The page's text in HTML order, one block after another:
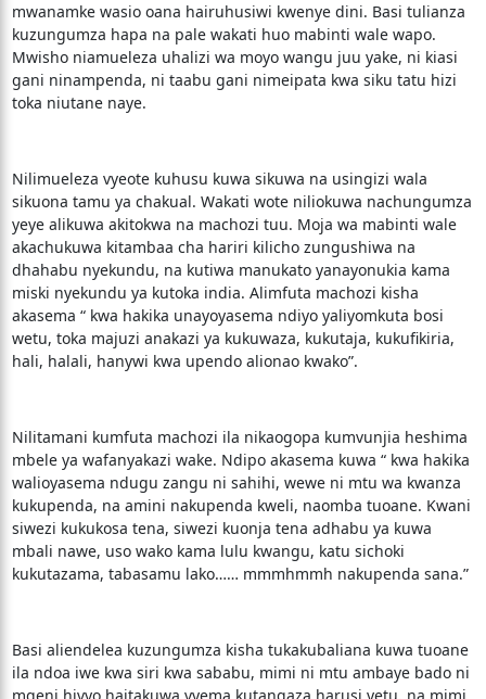
mwanamke wasio oana hairuhusiwi kwenye dini. Basi tulianza
kuzungumza hapa na pale wakati huo mabinti wale wapo.
Mwisho niamueleza uhalizi wa moyo wangu juu yake, ni kiasi
gani ninampenda, ni taabu gani nimeipata kwa siku tatu hizi
toka niutane naye.
Nilimueleza vyeote kuhusu kuwa sikuwa na usingizi wala
sikuona tamu ya chakual. Wakati wote niliokuwa nachungumza
yeye alikuwa akitokwa na machozi tuu. Moja wa mabinti wale
akachukuwa kitambaa cha hariri kilicho zungushiwa na
dhahabu nyekundu, na kutiwa manukato yanayonukia kama
miski nyekundu ya kutoka india. Alimfuta machozi kisha
akasema “ kwa hakika unayoyasema ndiyo yaliyomkuta bosi
wetu, toka majuzi anakazi ya kukuwaza, kukutaja, kukufikiria,
hali, halali, hanywi kwa upendo alionao kwako”.
Nilitamani kumfuta machozi ila nikaogopa kumvunjia heshima
mbele ya wafanyakazi wake. Ndipo akasema kuwa “ kwa hakika
walioyasema ndugu zangu ni sahihi, wewe ni mtu wa kwanza
kukupenda, na amini nakupenda kweli, naomba tuoane. Kwani
siwezi kukukosa tena, siwezi kuonja tena adhabu ya kuwa
mbali nawe, uso wako kama lulu kwangu, katu sichoki
kukutazama, tabasamu lako…… mmmhmmh nakupenda sana.”
Basi aliendelea kuzungumza kisha tukakubaliana kuwa tuoane
ila ndoa iwe kwa siri kwa sababu, mimi ni mtu ambaye bado ni